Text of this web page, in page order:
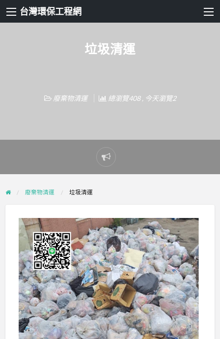
台灣環保工程網
垃圾清運
廢棄物清運 總瀏覽408 , 今天瀏覽2
Report
problem
廢棄物清運 垃圾清運